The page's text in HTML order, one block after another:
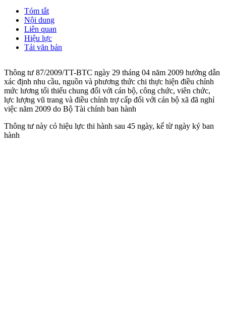
Tóm tắt
Nội dung
Liên quan
Hiệu lực
Tải văn bản
Thông tư 87/2009/TT-BTC ngày 29 tháng 04 năm 2009 hướng dẫn
xác định nhu cầu, nguồn và phương thức chi thực hiện điều chỉnh
mức lương tối thiểu chung đối với cán bộ, công chức, viên chức,
lực lượng vũ trang và điều chỉnh trợ cấp đối với cán bộ xã đã nghỉ
việc năm 2009 do Bộ Tài chính ban hành
Thông tư này có hiệu lực thi hành sau 45 ngày, kể từ ngày ký ban
hành